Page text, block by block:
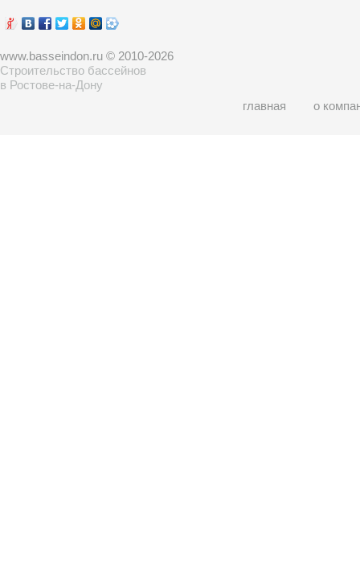
www.basseindon.ru © 2010-2026
Строительство бассейнов
в Ростове-на-Дону
главная
о